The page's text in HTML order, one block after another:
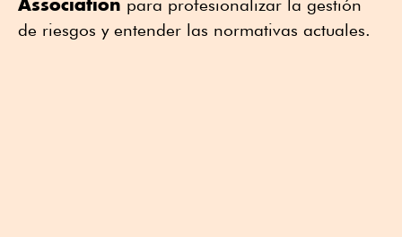
para profesionalizar la gestión
de riesgos y entender las normativas actuales.